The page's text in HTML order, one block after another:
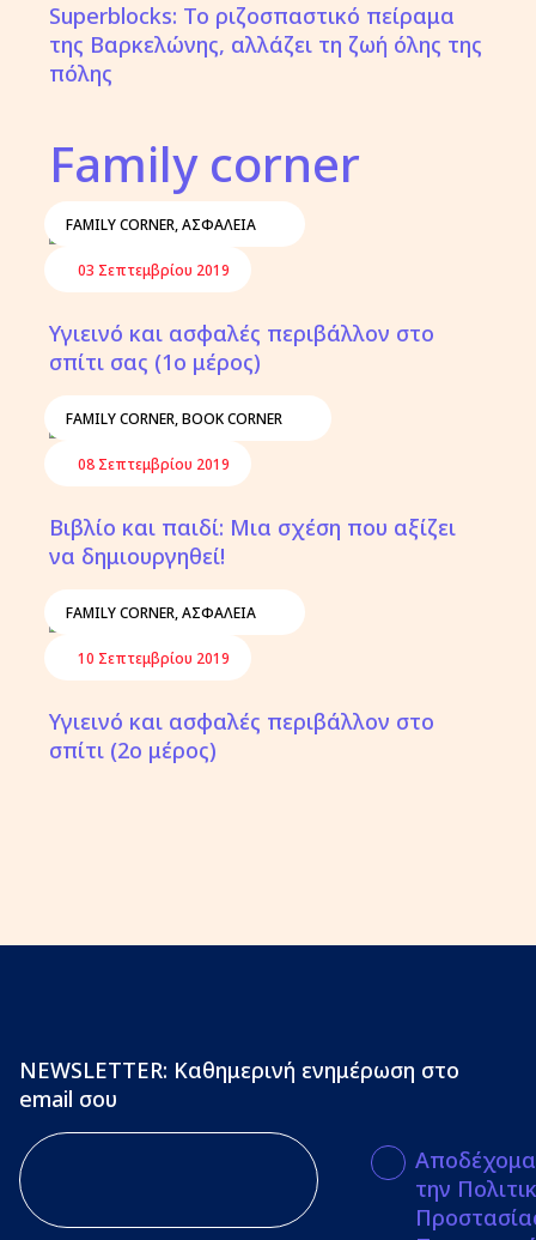
Superblocks: Το ριζοσπαστικό πείραμα
της Βαρκελώνης, αλλάζει τη ζωή όλης της
πόλης
Family corner
FAMILY CORNER,ΑΣΦΆΛΕΙΑ
03 Σεπτεμβρίου 2019
Υγιεινό και ασφαλές περιβάλλον στο
σπίτι σας (1ο μέρος)
FAMILY CORNER,BOOK CORNER
08 Σεπτεμβρίου 2019
Βιβλίο και παιδί: Μια σχέση που αξίζει
να δημιουργηθεί!
FAMILY CORNER,ΑΣΦΆΛΕΙΑ
10 Σεπτεμβρίου 2019
Υγιεινό και ασφαλές περιβάλλον στο
σπίτι (2ο μέρος)
NEWSLETTER: Καθημερινή ενημέρωση στο
email σου
την